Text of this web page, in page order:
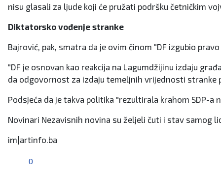
nisu glasali za ljude koji će pružati podršku četničkim
Diktatorsko vođenje stranke
Bajrović, pak, smatra da je ovim činom "DF izgubio
"DF je osnovan kao reakcija na Lagumdžijinu izdaju
da odgovornost za izdaju temeljnih vrijednosti stranke
Podsjeća da je takva politika "rezultirala krahom SDP-a
Novinari Nezavisnih novina su željeli čuti i stav samog
im|artinfo.ba
0